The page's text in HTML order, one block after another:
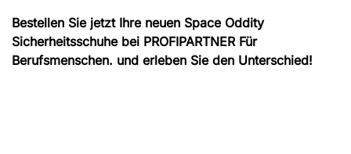
Bestellen Sie jetzt Ihre neuen Space Oddity
Sicherheitsschuhe bei PROFIPARTNER Für
Berufsmenschen. und erleben Sie den Unterschied!